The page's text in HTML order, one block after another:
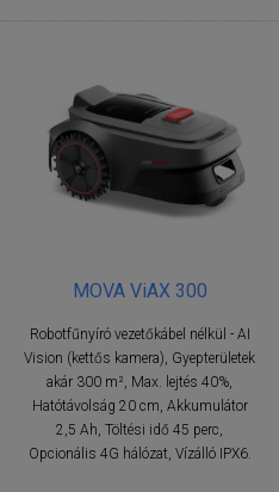
MOVA ViAX 300
Robotfűnyíró vezetőkábel nélkül - AI
Vision (kettős kamera), Gyepterületek
akár 300 m², Max. lejtés 40%,
Hatótávolság 20 cm, Akkumulátor
2,5 Ah, Töltési idő 45 perc,
Opcionális 4G hálózat, Vízálló IPX6.